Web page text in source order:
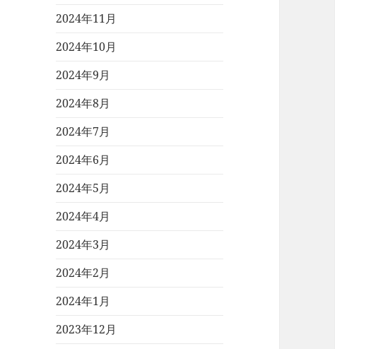
2024年11月
2024年10月
2024年9月
2024年8月
2024年7月
2024年6月
2024年5月
2024年4月
2024年3月
2024年2月
2024年1月
2023年12月